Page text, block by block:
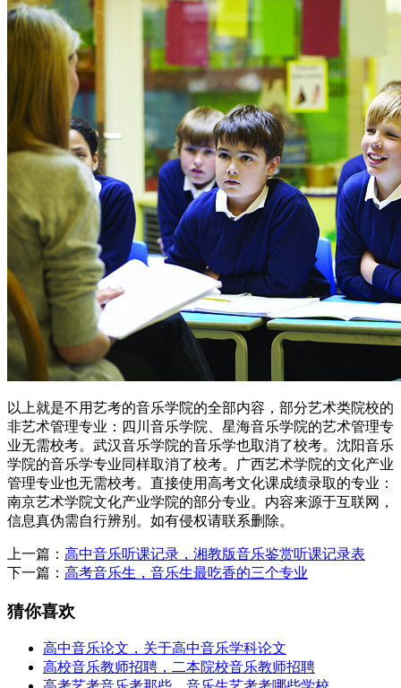
以上就是不用艺考的音乐学院的全部内容，部分艺术类院校的
非艺术管理专业：四川音乐学院、星海音乐学院的艺术管理专
业无需校考。武汉音乐学院的音乐学也取消了校考。沈阳音乐
学院的音乐学专业同样取消了校考。广西艺术学院的文化产业
管理专业也无需校考。直接使用高考文化课成绩录取的专业：
南京艺术学院文化产业学院的部分专业。内容来源于互联网，
信息真伪需自行辨别。如有侵权请联系删除。
上一篇： 高中音乐听课记录，湘教版音乐鉴赏听课记录表
下一篇： 高考音乐生，音乐生最吃香的三个专业
猜你喜欢
高中音乐论文，关于高中音乐学科论文
高校音乐教师招聘，二本院校音乐教师招聘